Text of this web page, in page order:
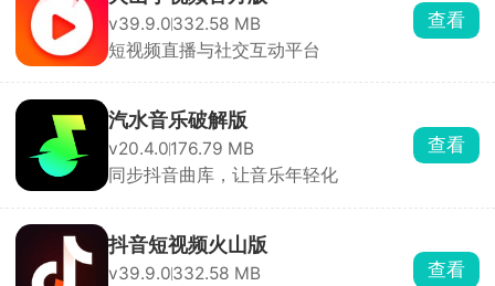
v39.9.0332.58 MB
短视频直播与社交互动平台
查看
汽水音乐破解版
v20.4.0176.79 MB
同步抖音曲库，让音乐年轻化
查看
抖音短视频火山版
v39.9.0332.58 MB
查看